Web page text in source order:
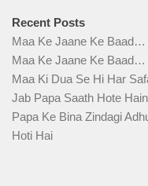
Recent Posts
Maa Ke Jaane Ke Baad…
Maa Ke Jaane Ke Baad…
Maa Ki Dua Se Hi Har
Jab Papa Saath Hote
Papa Ke Bina Zindagi
Hoti Hai